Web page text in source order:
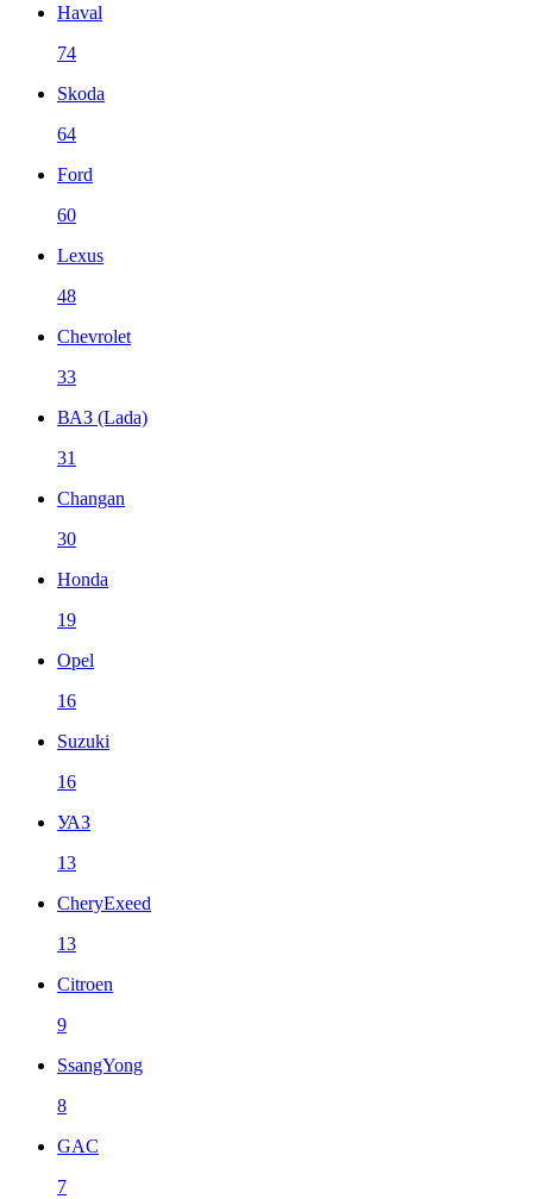
Haval
74
Skoda
64
Ford
60
Lexus
48
Chevrolet
33
ВАЗ (Lada)
31
Changan
30
Honda
19
Opel
16
Suzuki
16
УАЗ
13
CheryExeed
13
Citroen
9
SsangYong
8
GAC
7